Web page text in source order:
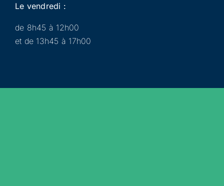
Le vendredi :
de 8h45 à 12h00
et de 13h45 à 17h00